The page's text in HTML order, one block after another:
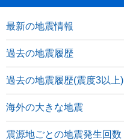
最新の地震情報
過去の地震履歴
過去の地震履歴(震度3以上)
海外の大きな地震
震源地ごとの地震発生回数